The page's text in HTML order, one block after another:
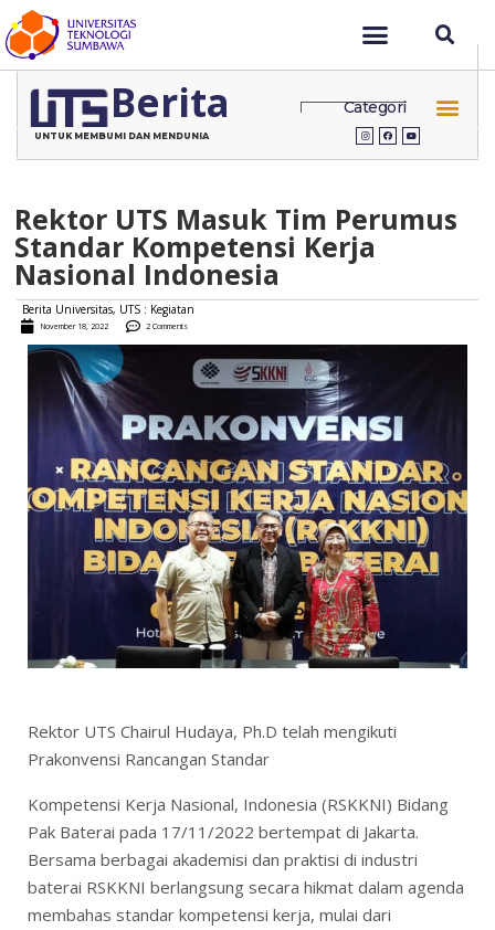
Berita Categori
UNTUK MEMBUMI DAN MENDUNIA
Rektor UTS Masuk Tim Perumus
Standar Kompetensi Kerja
Nasional Indonesia
Berita Universitas, UTS : Kegiatan
November 18, 2022 2 Comments
Rektor UTS Chairul Hudaya, Ph.D telah mengikuti
Prakonvensi Rancangan Standar
Kompetensi Kerja Nasional, Indonesia (RSKKNI) Bidang
Pak Baterai pada 17/11/2022 bertempat di Jakarta.
Bersama berbagai akademisi dan praktisi di industri
baterai RSKKNI berlangsung secara hikmat dalam agenda
membahas standar kompetensi kerja, mulai dari